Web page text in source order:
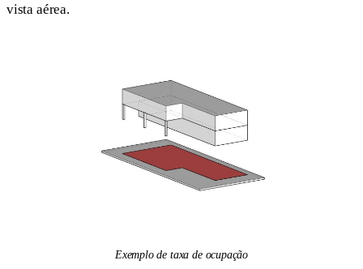
vista aérea.
Exemplo de taxa de ocupação